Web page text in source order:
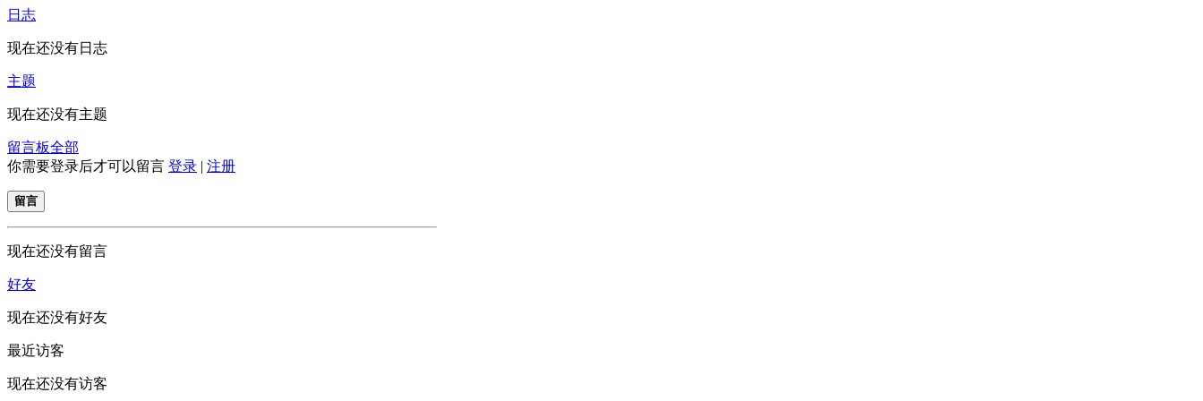
日志
现在还没有日志
主题
现在还没有主题
留言板全部
你需要登录后才可以留言 登录 | 注册
留言
现在还没有留言
好友
现在还没有好友
最近访客
现在还没有访客